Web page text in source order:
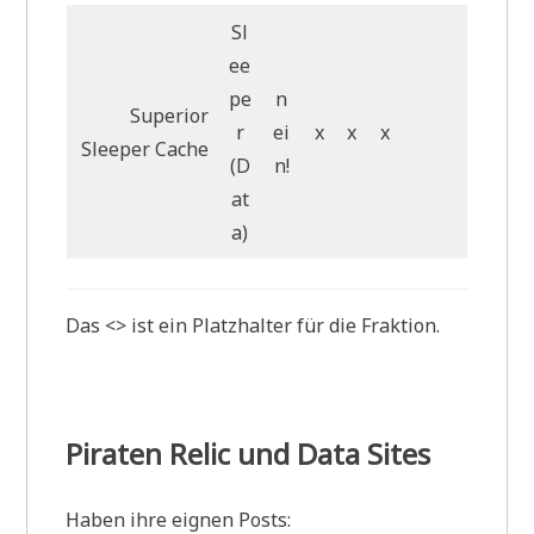
Superior
Sleeper Cache
Sl
ee
pe
r
(D
at
a)
n
ei
n!
x x x
Das <> ist ein Platzhalter für die Fraktion.
Piraten Relic und Data Sites
Haben ihre eignen Posts: